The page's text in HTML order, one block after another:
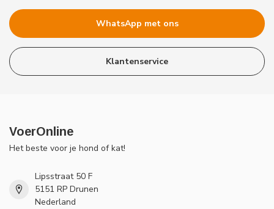
WhatsApp met ons
Klantenservice
VoerOnline
Het beste voor je hond of kat!
Lipsstraat 50 F
5151 RP Drunen
Nederland